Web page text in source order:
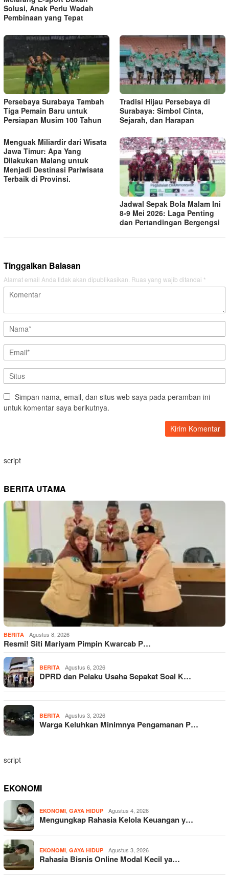
Solusi, Anak Perlu Wadah
Pembinaan yang Tepat
Persebaya Surabaya Tambah
Tiga Pemain Baru untuk
Persiapan Musim 100 Tahun
Tradisi Hijau Persebaya di
Surabaya: Simbol Cinta,
Sejarah, dan Harapan
Menguak Miliardir dari Wisata
Jawa Timur: Apa Yang
Dilakukan Malang untuk
Menjadi Destinasi Pariwisata
Terbaik di Provinsi.
Jadwal Sepak Bola Malam Ini
8-9 Mei 2026: Laga Penting
dan Pertandingan Bergengsi
Tinggalkan Balasan
Alamat email Anda tidak akan dipublikasikan. Ruas yang wajib ditandai *
Simpan nama, email, dan situs web saya pada peramban ini
untuk komentar saya berikutnya.
script
BERITA UTAMA
BERITA Agustus 8, 2026
Resmi! Siti Mariyam Pimpin Kwarcab P…
BERITA Agustus 6, 2026
DPRD dan Pelaku Usaha Sepakat Soal K…
BERITA Agustus 3, 2026
Warga Keluhkan Minimnya Pengamanan P…
script
EKONOMI
EKONOMI, GAYA HIDUP Agustus 4, 2026
Mengungkap Rahasia Kelola Keuangan y…
EKONOMI, GAYA HIDUP Agustus 3, 2026
Rahasia Bisnis Online Modal Kecil ya…